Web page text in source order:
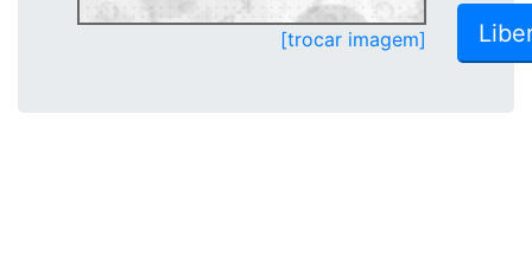
[trocar imagem]